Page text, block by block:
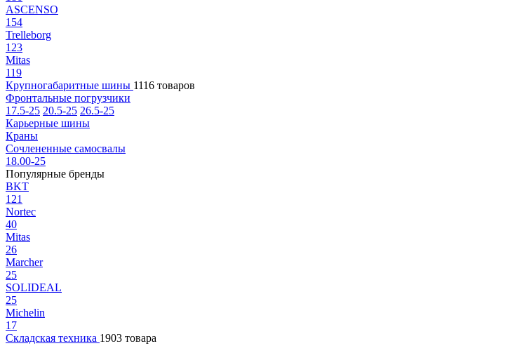
ASCENSO
154
Trelleborg
123
Mitas
119
Крупногабаритные шины 1116 товаров
Фронтальные погрузчики
17.5-25 20.5-25 26.5-25
Карьерные шины
Краны
Сочлененные самосвалы
18.00-25
Популярные бренды
BKT
121
Nortec
40
Mitas
26
Marcher
25
SOLIDEAL
25
Michelin
17
Складская техника 1903 товара